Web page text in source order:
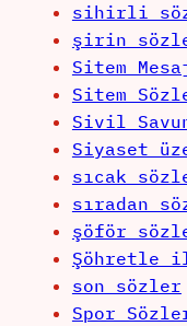
sihirli
şirin
Sitem
Sitem
Sivil
Siyaset
sıcak
sıradan
şöför
Şöhretle
son sözler
Spor